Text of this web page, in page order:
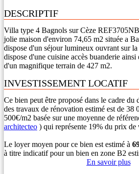
DESCRIPTIF
Villa type 4 Bagnols sur Cèze
jolie maison d'environ 74,65 m2 située a
dispose d'un séjour lumineux ouvrant sur
dispose d'une cuisine accès buanderie ainsi
d'un magnifique terrain de 427 m2.
INVESTISSEMENT LOCATIF
Ce bien peut être proposé dans le cadre
des travaux de rénovation estimé est de 38
500€/m2 basée sur une moyenne de
architecteo ) qui représente 19% du prix de
Le loyer moyen pour ce bien est estimé à
à titre indicatif pour un bien en zone B2
En savoir plus